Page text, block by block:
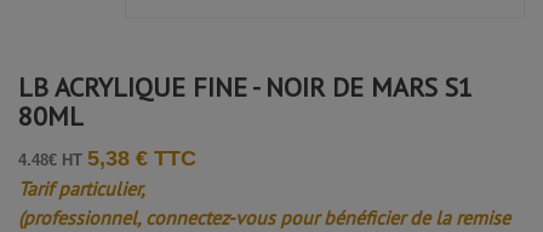
LB ACRYLIQUE FINE - NOIR DE MARS S1
80ML
4.48€ HT 5,38 € TTC
Tarif particulier,
(professionnel, connectez-vous pour bénéficier de la remise